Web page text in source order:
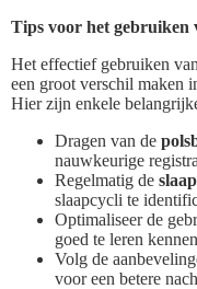
Tips voor het gebruiken
Het effectief gebruiken
een groot verschil maken
Hier zijn enkele
Dragen van de
nauwkeurige
Regelmatig de
slaapcycli te
Optimaliseer de
goed te leren
Volg de
voor een betere